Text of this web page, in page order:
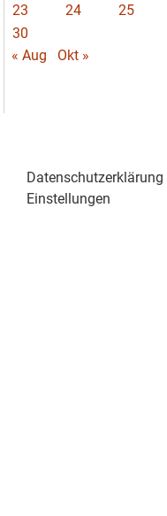
23
24 25
30
« Aug
Okt »
Datenschutzerklärung
Einstellungen